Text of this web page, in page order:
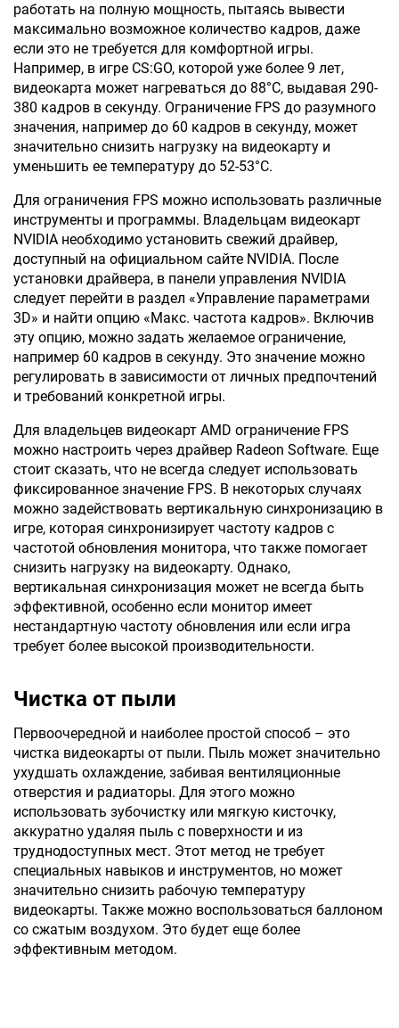
работать на полную мощность, пытаясь вывести
максимально возможное количество кадров, даже
если это не требуется для комфортной игры.
Например, в игре CS:GO, которой уже более 9 лет,
видеокарта может нагреваться до 88°C, выдавая 290-
380 кадров в секунду. Ограничение FPS до разумного
значения, например до 60 кадров в секунду, может
значительно снизить нагрузку на видеокарту и
уменьшить ее температуру до 52-53°C.
Для ограничения FPS можно использовать различные
инструменты и программы. Владельцам видеокарт
NVIDIA необходимо установить свежий драйвер,
доступный на официальном сайте NVIDIA. После
установки драйвера, в панели управления NVIDIA
следует перейти в раздел «Управление параметрами
3D» и найти опцию «Макс. частота кадров». Включив
эту опцию, можно задать желаемое ограничение,
например 60 кадров в секунду. Это значение можно
регулировать в зависимости от личных предпочтений
и требований конкретной игры.
Для владельцев видеокарт AMD ограничение FPS
можно настроить через драйвер Radeon Software. Еще
стоит сказать, что не всегда следует использовать
фиксированное значение FPS. В некоторых случаях
можно задействовать вертикальную синхронизацию в
игре, которая синхронизирует частоту кадров с
частотой обновления монитора, что также помогает
снизить нагрузку на видеокарту. Однако,
вертикальная синхронизация может не всегда быть
эффективной, особенно если монитор имеет
нестандартную частоту обновления или если игра
требует более высокой производительности.
Чистка от пыли
Первоочередной и наиболее простой способ – это
чистка видеокарты от пыли. Пыль может значительно
ухудшать охлаждение, забивая вентиляционные
отверстия и радиаторы. Для этого можно
использовать зубочистку или мягкую кисточку,
аккуратно удаляя пыль с поверхности и из
труднодоступных мест. Этот метод не требует
специальных навыков и инструментов, но может
значительно снизить рабочую температуру
видеокарты. Также можно воспользоваться баллоном
со сжатым воздухом. Это будет еще более
эффективным методом.